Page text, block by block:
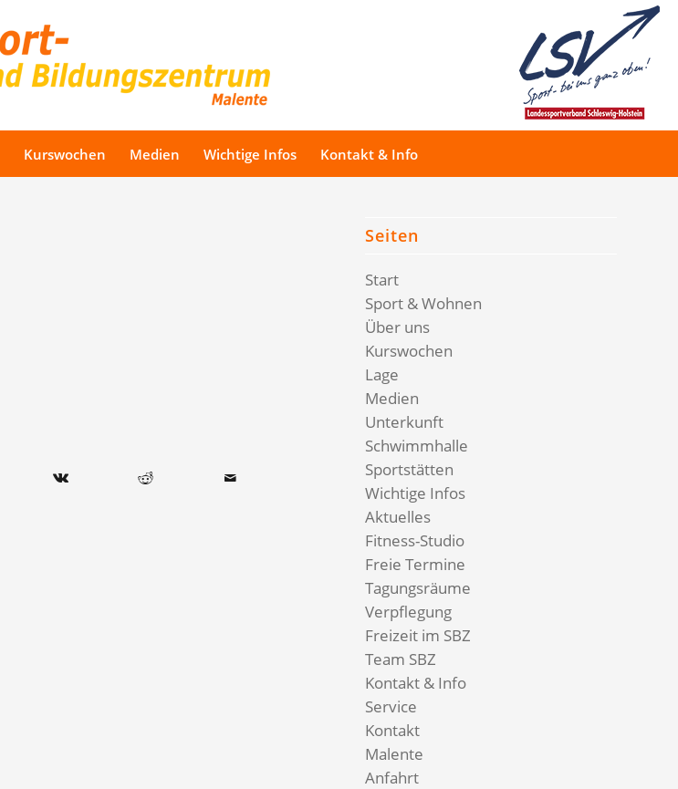
Kurswochen Medien Wichtige Infos Kontakt & Info
Seiten
Start
Sport & Wohnen
Über uns
Kurswochen
Lage
Medien
Unterkunft
Schwimmhalle
Sportstätten
Wichtige Infos
Aktuelles
Fitness-Studio
Freie Termine
Tagungsräume
Verpflegung
Freizeit im SBZ
Team SBZ
Kontakt & Info
Service
Kontakt
Malente
Anfahrt